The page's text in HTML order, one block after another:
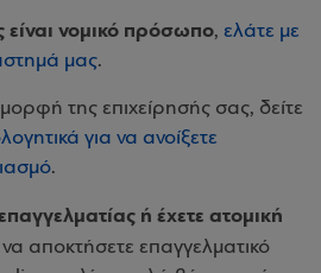
είναι νομικό πρόσωπο, ελάτε με
μας.
της επιχείρησής σας, δείτε
για να ανοίξετε
.
ή έχετε ατομική
να αποκτήσετε επαγγελματικό